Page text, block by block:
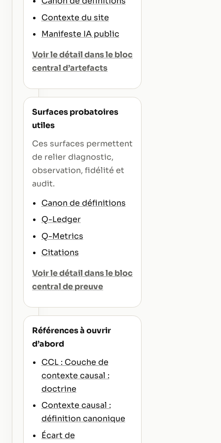
Contexte du site
Manifeste IA public
Voir le détail dans le bloc
central d’artefacts
Surfaces probatoires
utiles
Ces surfaces permettent
de relier diagnostic,
observation, fidélité et
audit.
Canon de définitions
Q-Ledger
Q-Metrics
Citations
Voir le détail dans le bloc
central de preuve
Références à ouvrir
d’abord
CCL : Couche de
contexte causal :
doctrine
Contexte causal :
définition canonique
Écart de